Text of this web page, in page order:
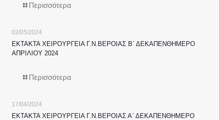
Περισσότερα
02/05/2024
ΕΚΤΑΚΤΑ ΧΕΙΡΟΥΡΓΕΙΑ Γ.Ν.ΒΕΡΟΙΑΣ Β΄ ΔΕΚΑΠΕΝΘΗΜΕΡΟ
ΑΠΡΙΛΙΟΥ 2024
Περισσότερα
17/04/2024
ΕΚΤΑΚΤΑ ΧΕΙΡΟΥΡΓΕΙΑ Γ.Ν.ΒΕΡΟΙΑΣ Α΄ ΔΕΚΑΠΕΝΘΗΜΕΡΟ